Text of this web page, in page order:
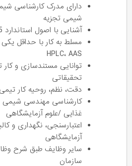
دارای مدرک کارشناسی
شیمی تجزیه
آشنایی با اصول استاندارد ISO 17025 و GLP
HPLC، AAS
توانایی مستندسازی و
تحقیقاتی
دقت، نظم، روحیه کار
کارشناسی مهندسی شیمی /
غذایی /علوم آزمایشگاهی
اعتبارسنجی، نگهداری و
آزمایشگاهی
سایر وظایف طبق شرح
سازمان